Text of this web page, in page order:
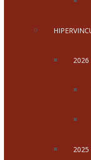
2026
2025